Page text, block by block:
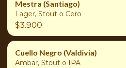
Mestra (Santiago)
Lager, Stout o Cero
$3.900
Cuello Negro (Valdivia)
Ambar, Stout o IPA